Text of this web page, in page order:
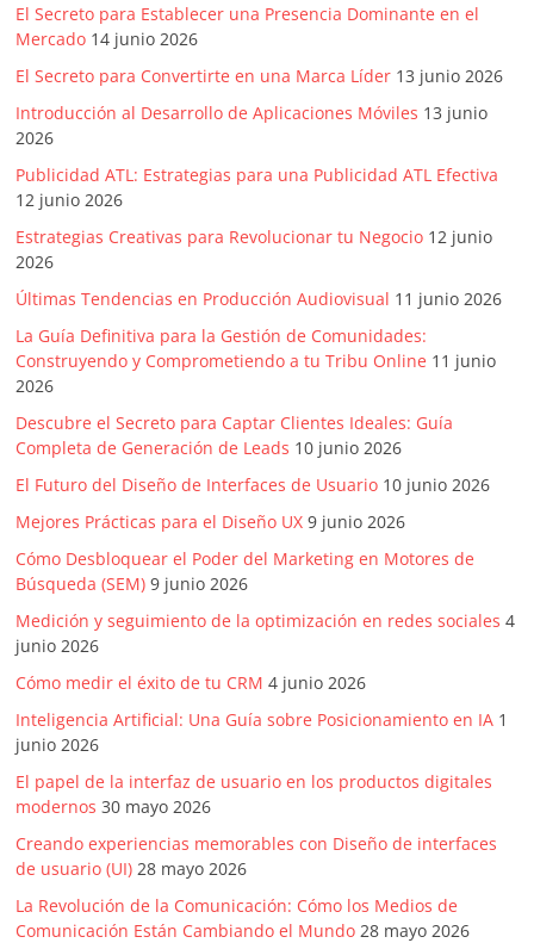
El Secreto para Establecer una Presencia Dominante en el
Mercado 14 junio 2026
El Secreto para Convertirte en una Marca Líder 13 junio 2026
Introducción al Desarrollo de Aplicaciones Móviles 13 junio
2026
Publicidad ATL: Estrategias para una Publicidad ATL Efectiva
12 junio 2026
Estrategias Creativas para Revolucionar tu Negocio 12 junio
2026
Últimas Tendencias en Producción Audiovisual 11 junio 2026
La Guía Definitiva para la Gestión de Comunidades:
Construyendo y Comprometiendo a tu Tribu Online 11 junio
2026
Descubre el Secreto para Captar Clientes Ideales: Guía
Completa de Generación de Leads 10 junio 2026
El Futuro del Diseño de Interfaces de Usuario 10 junio 2026
Mejores Prácticas para el Diseño UX 9 junio 2026
Cómo Desbloquear el Poder del Marketing en Motores de
Búsqueda (SEM) 9 junio 2026
Medición y seguimiento de la optimización en redes sociales 4
junio 2026
Cómo medir el éxito de tu CRM 4 junio 2026
Inteligencia Artificial: Una Guía sobre Posicionamiento en IA 1
junio 2026
El papel de la interfaz de usuario en los productos digitales
modernos 30 mayo 2026
Creando experiencias memorables con Diseño de interfaces
de usuario (UI) 28 mayo 2026
La Revolución de la Comunicación: Cómo los Medios de
Comunicación Están Cambiando el Mundo 28 mayo 2026